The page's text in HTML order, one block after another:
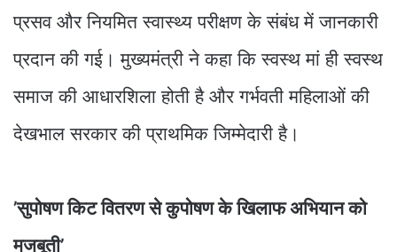
प्रसव और नियमित स्वास्थ्य परीक्षण के संबंध में जानकारी
प्रदान की गई। मुख्यमंत्री ने कहा कि स्वस्थ मां ही स्वस्थ
समाज की आधारशिला होती है और गर्भवती महिलाओं की
देखभाल सरकार की प्राथमिक जिम्मेदारी है।
’सुपोषण किट वितरण से कुपोषण के खिलाफ अभियान को
मजबूती’